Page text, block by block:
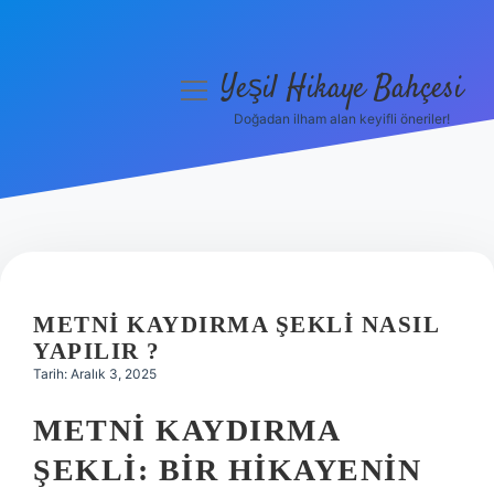
Hakkımızda
menüyüYeşil Hikaye Bahçesi
Doğadan ilham alan keyifli öneriler!
METNI KAYDIRMA ŞEKLI NASIL
YAPILIR ?
Tarih: Aralık 3, 2025
METNI KAYDIRMA
ŞEKLI: BIR HIKAYENIN